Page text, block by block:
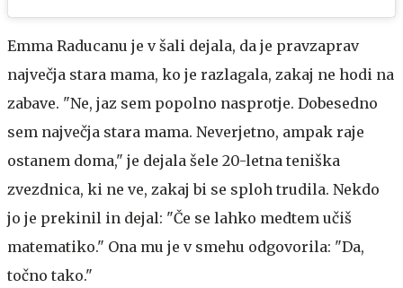
Emma Raducanu je v šali dejala, da je pravzaprav
največja stara mama, ko je razlagala, zakaj ne hodi na
zabave. "Ne, jaz sem popolno nasprotje. Dobesedno
sem največja stara mama. Neverjetno, ampak raje
ostanem doma," je dejala šele 20-letna teniška
zvezdnica, ki ne ve, zakaj bi se sploh trudila. Nekdo
jo je prekinil in dejal: "Če se lahko medtem učiš
matematiko." Ona mu je v smehu odgovorila: "Da,
točno tako."